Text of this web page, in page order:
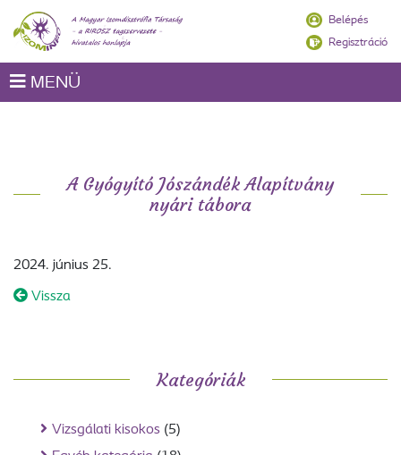
Belépés
Regisztráció
MENÜ
Kategóriák
Vizsgálati kisokos (5)
A Gyógyító Jószándék Alapítvány
nyári tábora
2024. június 25.
Vissza